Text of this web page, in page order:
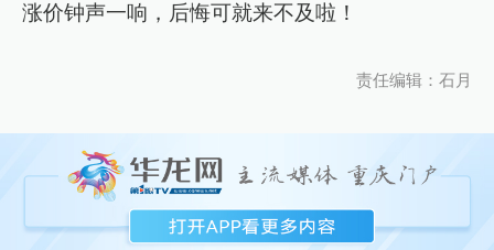
涨价钟声一响，后悔可就来不及啦！
责任编辑：石月